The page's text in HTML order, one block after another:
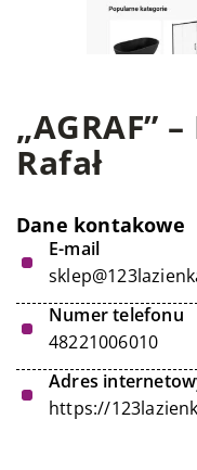
„AGRAF”
Rafał
Dane kontakowe
E-mail
Numer telefonu
48221006010
Adres
https://